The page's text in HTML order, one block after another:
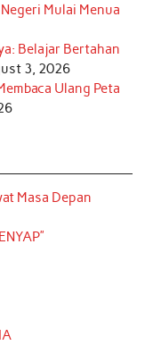
Mulai Menua
Belajar Bertahan
3, 2026
Ulang Peta
Masa Depan